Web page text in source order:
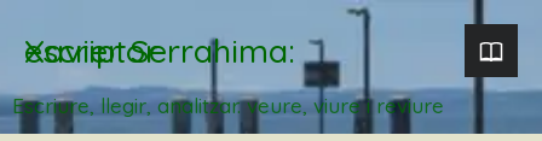
Xavier Serrahima: escriptor
Escriure, llegir, analitzar. veure, viure i reviure